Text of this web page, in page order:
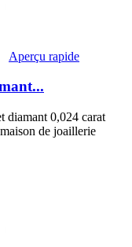
Aperçu rapide
diamant 0,024 carat
de joaillerie